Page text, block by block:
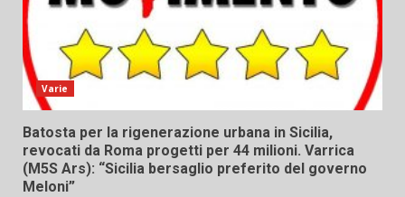
Varie
Batosta per la rigenerazione urbana in Sicilia,
revocati da Roma progetti per 44 milioni. Varrica
(M5S Ars): “Sicilia bersaglio preferito del governo
Meloni”